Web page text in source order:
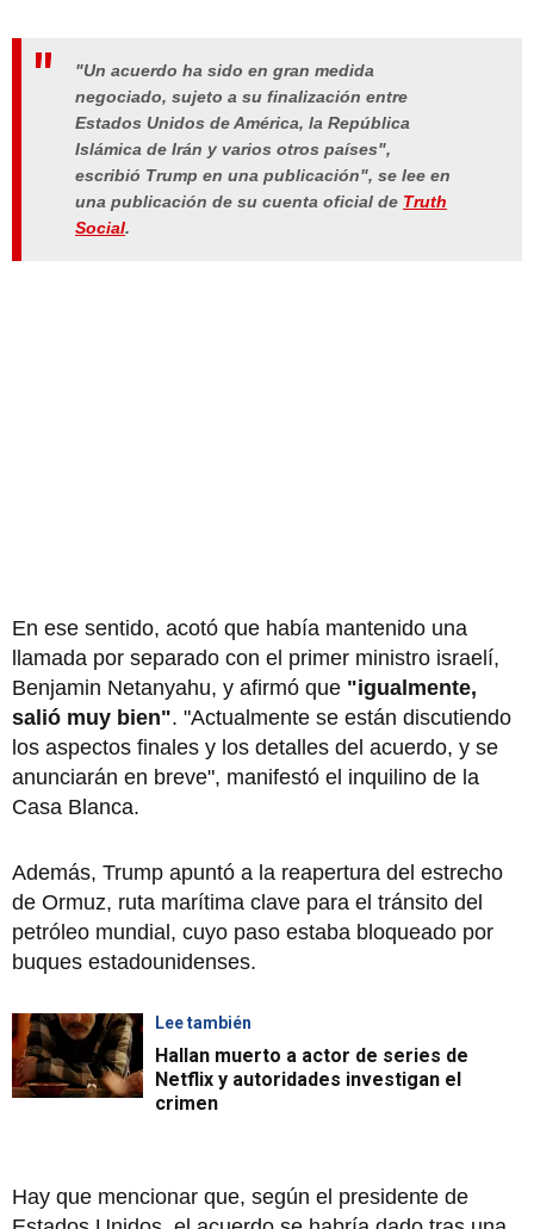
"Un acuerdo ha sido en gran medida
negociado, sujeto a su finalización entre
Estados Unidos de América, la República
Islámica de Irán y varios otros países",
escribió Trump en una publicación", se lee en
una publicación de su cuenta oficial de Truth
Social.
En ese sentido, acotó que había mantenido una
llamada por separado con el primer ministro israelí,
Benjamin Netanyahu, y afirmó que "igualmente,
salió muy bien". "Actualmente se están discutiendo
los aspectos finales y los detalles del acuerdo, y se
anunciarán en breve", manifestó el inquilino de la
Casa Blanca.
Además, Trump apuntó a la reapertura del estrecho
de Ormuz, ruta marítima clave para el tránsito del
petróleo mundial, cuyo paso estaba bloqueado por
buques estadounidenses.
Lee también
Hallan muerto a actor de series de
Netflix y autoridades investigan el
crimen
Hay que mencionar que, según el presidente de